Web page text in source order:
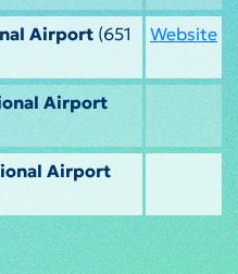
Airport (651
Website
Airport
Airport